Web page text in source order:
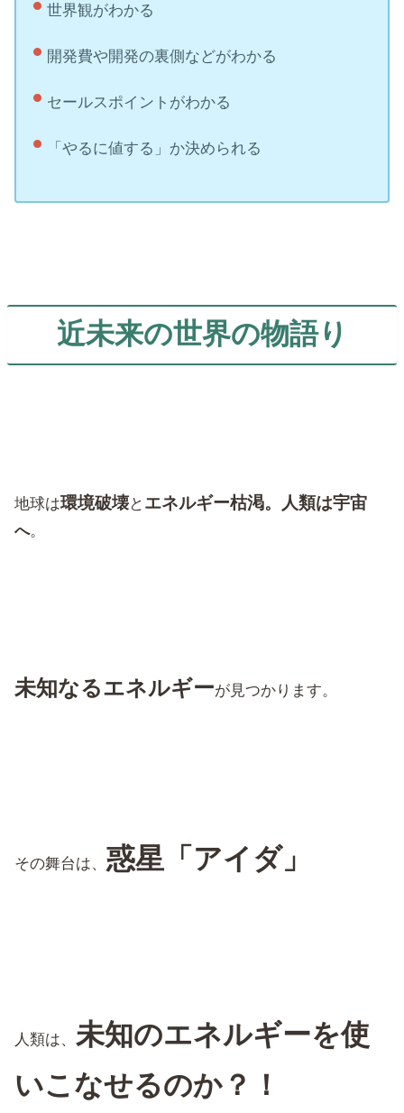
世界観がわかる
開発費や開発の裏側などがわかる
セールスポイントがわかる
「やるに値する」か決められる
近未来の世界の物語り
地球は環境破壊と エネルギー枯渇。人類は宇宙
へ。
未知なるエネルギーが見つかります。
その舞台は、惑星「アイダ」
人類は、未知のエネルギーを使
いこなせるのか？！